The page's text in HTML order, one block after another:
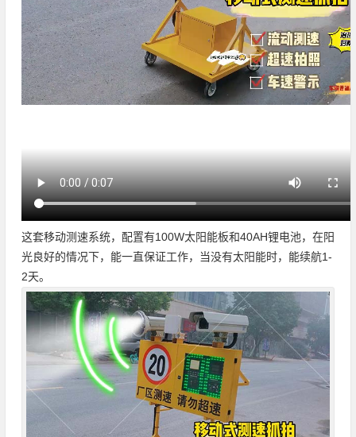
这套移动测速系统，配置有100W太阳能板和40AH锂电池，在阳
光良好的情况下，能一直保证工作，当没有太阳能时，能续航1-
2天。